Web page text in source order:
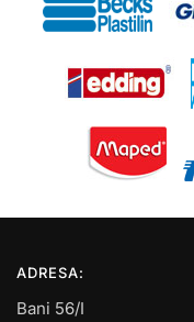
ADRESA:
Bani 56/I